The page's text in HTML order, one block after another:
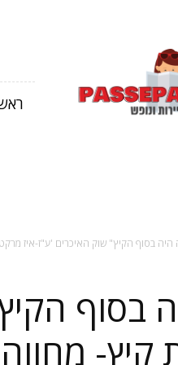
היה בסוף הקיץ" שוק האיכרים 'ע"ז-איז מרקט'
בסוף
קיץ-